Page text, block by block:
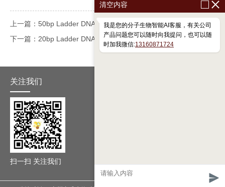
上一篇：50bp Ladder DNA Marker M1041/M1042
下一篇：20bp Ladder DNA Marker M1021/M1022
关注我们
扫一扫 关注我们
清空内容
我是您的分子生物智能AI客服，有关公司
产品问题您可以随时向我提问，也可以随
时加我微信:13160871724